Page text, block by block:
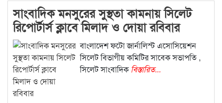
সাংবাদিক মনসুরের সুস্থতা কামনায় সিলেট
রিপোর্টার্স ক্লাবে মিলাদ ও দোয়া রবিবার
বাংলাদেশ ফটো জার্নালিস্ট এসোসিয়েশন
সিলেট বিভাগীয় কমিটির সাবেক সভাপতি ,
সিলেট সাংবাদিকবিস্তারিত...